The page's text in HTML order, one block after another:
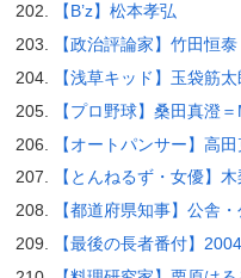
【B’z】松本孝弘
【政治評論家】竹田恒泰
【浅草キッド】玉袋筋太
【プロ野球】桑田真澄
【オートパンサー】高
【とんねるず・女優】
【都道府県知事】公舎
【最後の長者番付】